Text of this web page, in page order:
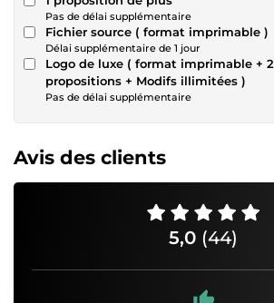
Pas de délai supplémentaire
Fichier source ( format imprimable )
Délai supplémentaire de 1 jour
Logo de luxe ( format imprimable + 2
propositions + Modifs illimitées )
Pas de délai supplémentaire
Avis des clients
5,0 (44)